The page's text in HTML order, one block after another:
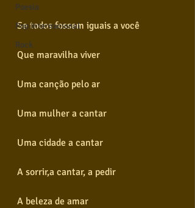
Poesia
Pop Internacional
Rock
Se todos fossem iguais a você
Que maravilha viver
Uma canção pelo ar
Uma mulher a cantar
Uma cidade a cantar
A sorrir,a cantar, a pedir
A beleza de amar